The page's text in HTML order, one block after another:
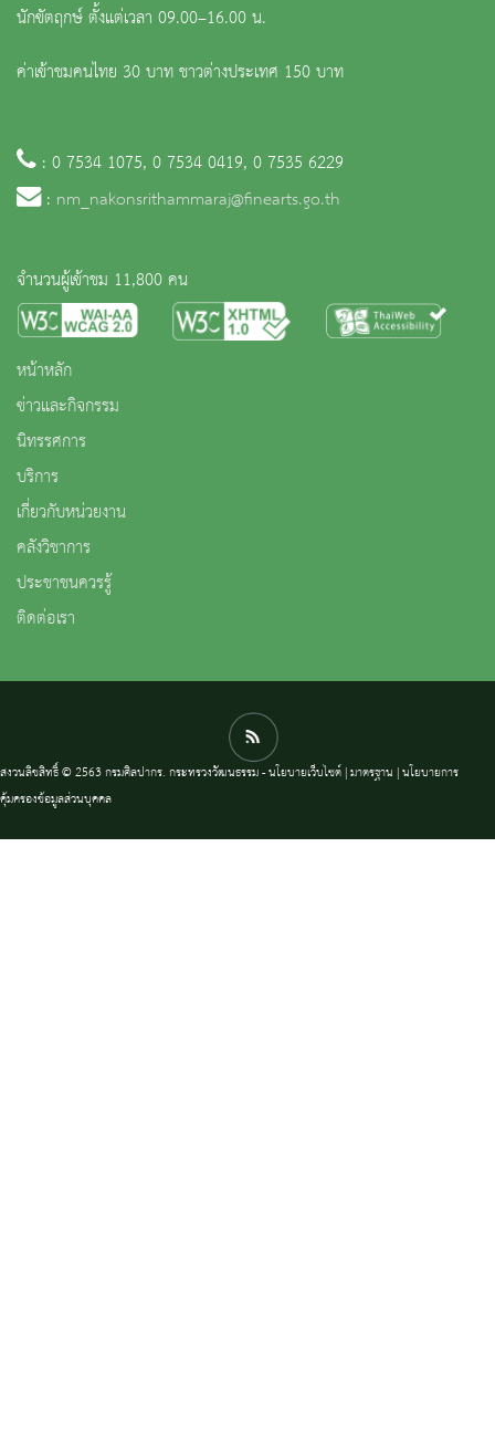
นักขัตฤกษ์ ตั้งแต่เวลา 09.00–16.00 น.
ค่าเข้าชมคนไทย 30 บาท ชาวต่างประเทศ 150 บาท
: 0 7534 1075, 0 7534 0419, 0 7535 6229
: nm_nakonsrithammaraj@finearts.go.th
จำนวนผู้เข้าชม 11,800 คน
หน้าหลัก
ข่าวและกิจกรรม
นิทรรศการ
บริการ
เกี่ยวกับหน่วยงาน
คลังวิชาการ
ประชาชนควรรู้
ติดต่อเรา
สงวนลิขสิทธิ์ © 2563 กรมศิลปากร. กระทรวงวัฒนธรรม -นโยบายเว็บไซต์|มาตรฐาน |นโยบายการ
คุ้มครองข้อมูลส่วนบุคคล